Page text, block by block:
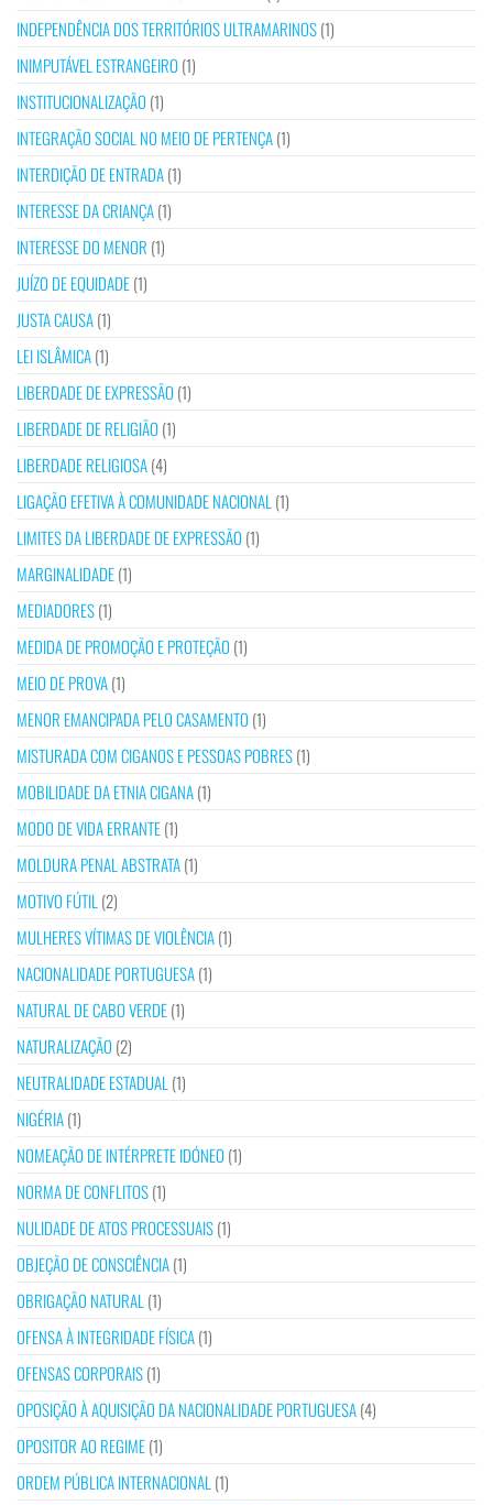
INDEPENDÊNCIA DOS TERRITÓRIOS ULTRAMARINOS(1)
INIMPUTÁVEL ESTRANGEIRO (1)
INSTITUCIONALIZAÇÃO (1)
INTEGRAÇÃO SOCIAL NO MEIO DE PERTENÇA(1)
INTERDIÇÃO DE ENTRADA(1)
INTERESSE DA CRIANÇA(1)
INTERESSE DO MENOR (1)
JUÍZO DE EQUIDADE(1)
JUSTA CAUSA(1)
LEI ISLÂMICA(1)
LIBERDADE DE EXPRESSÃO (1)
LIBERDADE DE RELIGIÃO (1)
LIBERDADE RELIGIOSA(4)
LIGAÇÃO EFETIVA À COMUNIDADE NACIONAL (1)
LIMITES DA LIBERDADE DE EXPRESSÃO (1)
MARGINALIDADE(1)
MEDIADORES(1)
MEDIDA DE PROMOÇÃO E PROTEÇÃO (1)
MEIO DE PROVA(1)
MENOR EMANCIPADA PELO CASAMENTO (1)
MISTURADA COM CIGANOS E PESSOAS POBRES(1)
MOBILIDADE DA ETNIA CIGANA(1)
MODO DE VIDA ERRANTE(1)
MOLDURA PENAL ABSTRATA(1)
MOTIVO FÚTIL (2)
MULHERES VÍTIMAS DE VIOLÊNCIA(1)
NACIONALIDADE PORTUGUESA(1)
NATURAL DE CABO VERDE(1)
NATURALIZAÇÃO (2)
NEUTRALIDADE ESTADUAL (1)
NIGÉRIA(1)
NOMEAÇÃO DE INTÉRPRETE IDÓNEO (1)
NORMA DE CONFLITOS(1)
NULIDADE DE ATOS PROCESSUAIS(1)
OBJEÇÃO DE CONSCIÊNCIA(1)
OBRIGAÇÃO NATURAL (1)
OFENSA À INTEGRIDADE FÍSICA(1)
OFENSAS CORPORAIS(1)
OPOSIÇÃO À AQUISIÇÃO DA NACIONALIDADE PORTUGUESA(4)
OPOSITOR AO REGIME(1)
ORDEM PÚBLICA INTERNACIONAL (1)